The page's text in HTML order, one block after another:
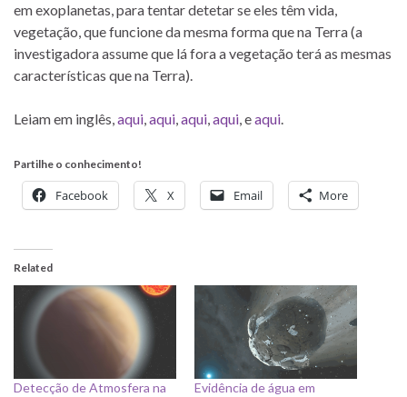
em exoplanetas, para tentar detetar se eles têm vida,
vegetação, que funcione da mesma forma que na Terra (a
investigadora assume que lá fora a vegetação terá as mesmas
características que na Terra).
Leiam em inglês,aqui,aqui,aqui,aqui, eaqui.
Partilhe o conhecimento!
Facebook X Email More
Related
Detecção de Atmosfera na
Evidência de água em